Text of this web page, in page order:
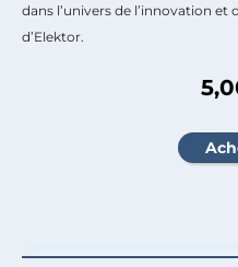
dans l’univers de l’innovation et
d’Elektor.